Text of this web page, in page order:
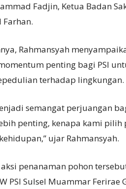
Fadjin, Ketua Badan
Rahmansyah
penting bagi PSI
terhadap lingkungan.
semangat perjuangan
penting, kenapa kami
ujar Rahmansyah.
penanaman pohon
PSI Sulsel Muammar